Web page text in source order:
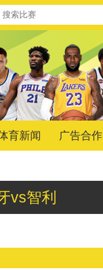
育新闻 广告合作
vs智利